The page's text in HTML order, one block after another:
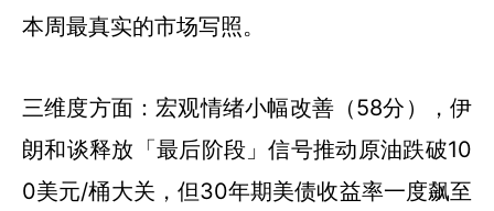
本周最真实的市场写照。
三维度方面：宏观情绪小幅改善（58分），伊
朗和谈释放「最后阶段」信号推动原油跌破10
0美元/桶大关，但30年期美债收益率一度飙至